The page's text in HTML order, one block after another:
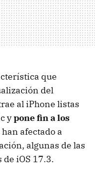
que
del
al iPhone listas
ypone fin a los
han afectado a
algunas de las
iOS 17.3.